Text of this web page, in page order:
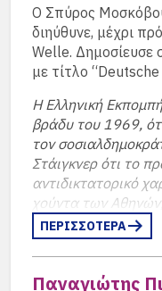
αποστέλλεται
να παρακολουθούν
παραστάσεις, τις
O Σπύρος
διηύθυνε, μέχρι
Welle. Δημοσίευσε
με τίτλο
Η Ελληνική
βράδυ του 1969,
τον
Στάιγκνερ ότι το
αντιδικτατορικό
χούντα των
χώρας
ΠΕΡΙΣΣΟΤΕΡΑ
Παναγιώτης